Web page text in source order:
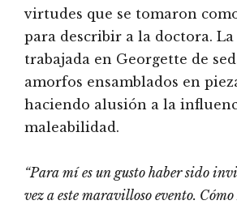
virtudes que se tomaron
para describir a la doctora. La
trabajada en Georgette de
amorfos ensamblados en
haciendo alusión a la
maleabilidad.
“Para mí es un gusto haber sido
vez a este maravilloso evento.